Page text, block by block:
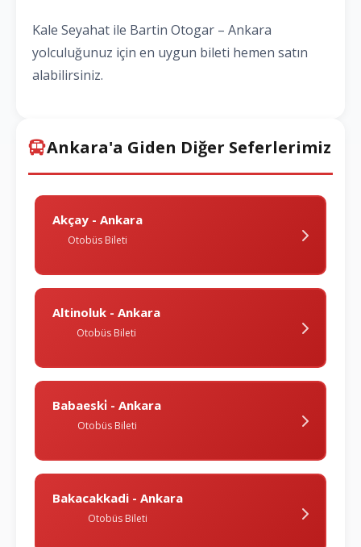
Kale Seyahat ile Bartin Otogar – Ankara
yolculuğunuz için en uygun bileti hemen satın
alabilirsiniz.
Ankara'a Giden Diğer Seferlerimiz
Akçay - Ankara
Otobüs Bileti
Altinoluk - Ankara
Otobüs Bileti
Babaeski̇ - Ankara
Otobüs Bileti
Bakacakkadi - Ankara
Otobüs Bileti